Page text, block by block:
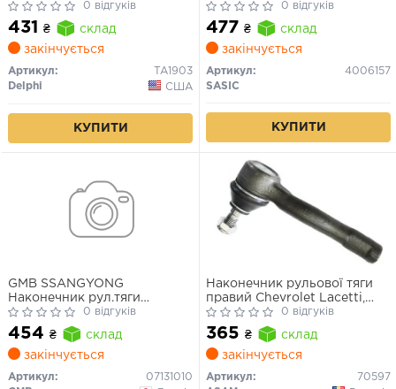
0 відгуків
431 ₴
склад
закінчується
Артикул:
TA1903
Delphi
США
КУПИТИ
Lodgy 12-, Logan 04-,
Sandero 06-
0 відгуків
477 ₴
склад
закінчується
Артикул:
4006157
SASIC
КУПИТИ
GMB SSANGYONG
Наконечник рул.тяги
Rexton,Korando,Musso
0 відгуків
454 ₴
склад
закінчується
Артикул:
07131010
Наконечник рульової тяги
правий Chevrolet Lacetti,
Daewoo Nubira0 відгуків
365 ₴
склад
закінчується
Артикул:
70597